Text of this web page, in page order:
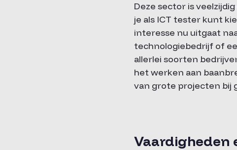
Deze sector is
je als ICT tester kunt
interesse nu uitgaat
technologiebedrijf of
allerlei soorten
het werken aan
van grote projecten bij
Vaardigheden